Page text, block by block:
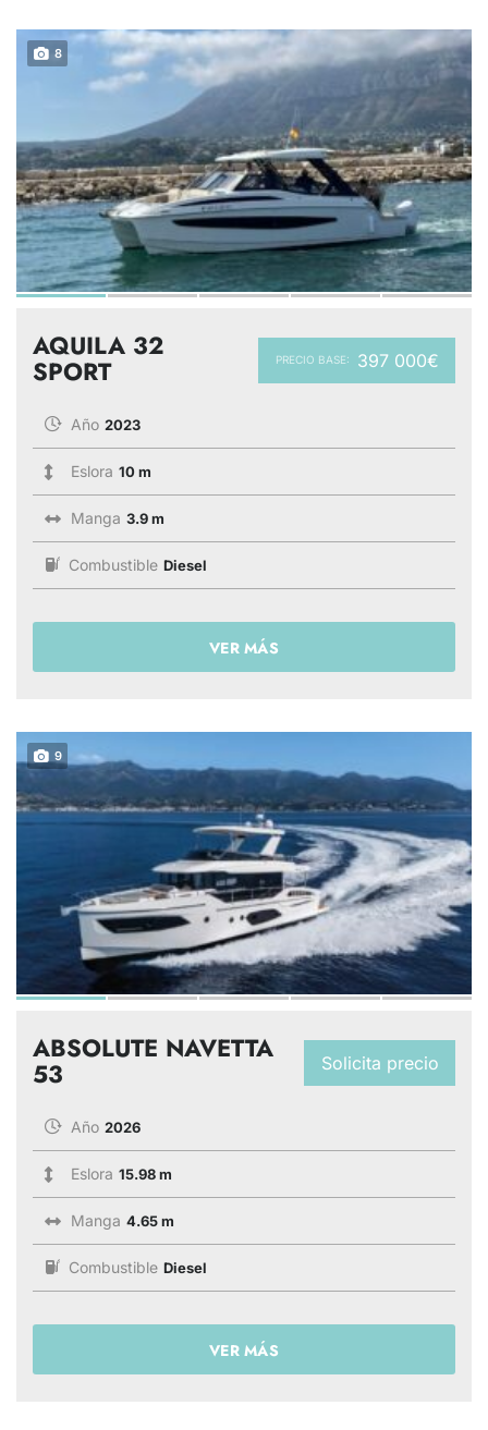
8
PRECIO BASE: 397 000€
AQUILA 32
SPORT
Año 2023
Eslora 10 m
Manga 3.9 m
Combustible Diesel
VER MÁS
9
Solicita precio
ABSOLUTE NAVETTA
53
Año 2026
Eslora 15.98 m
Manga 4.65 m
Combustible Diesel
VER MÁS